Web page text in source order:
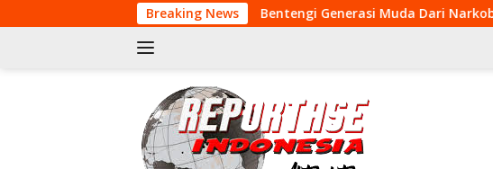
ke
Breaking News
Bentengi Generasi Muda Dari Narkoba dan